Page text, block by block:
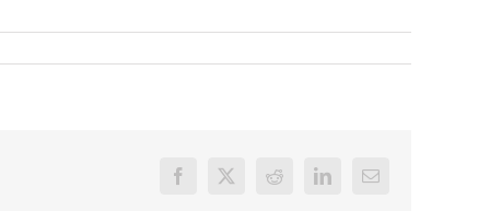
Facebook
X Reddit LinkedInEmail